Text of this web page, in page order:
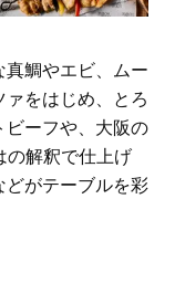
鯛やエビ、ムー
をはじめ、とろ
ビーフや、大阪の
の解釈で仕上げ
どがテーブルを彩